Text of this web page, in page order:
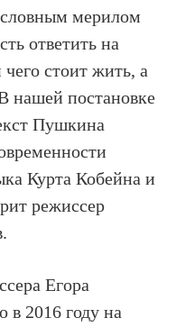
мерилом
ответить на
стоит жить, а
нашей постановке
Пушкина
Курта Кобейна и
режиссер
Егора
в 2016 году на